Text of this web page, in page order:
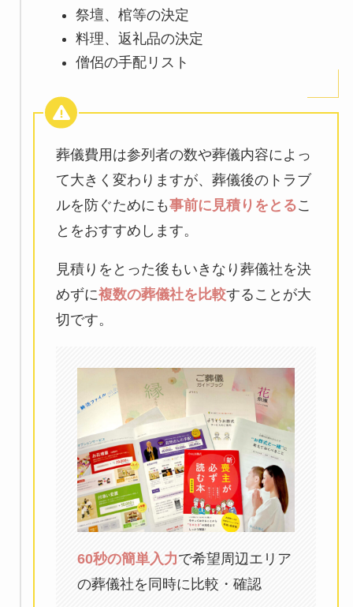
祭壇、棺等の決定
料理、返礼品の決定
僧侶の手配リスト
葬儀費用は参列者の数や葬儀内容によっ
て大きく変わりますが、葬儀後のトラブ
ルを防ぐためにも事前に見積りをとるこ
とをおすすめします。
見積りをとった後もいきなり葬儀社を決
めずに複数の葬儀社を比較することが大
切です。
60秒の簡単入力で希望周辺エリア
の葬儀社を同時に比較・確認